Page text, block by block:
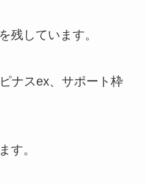
残しています。
ナスex、サポート枠
す。